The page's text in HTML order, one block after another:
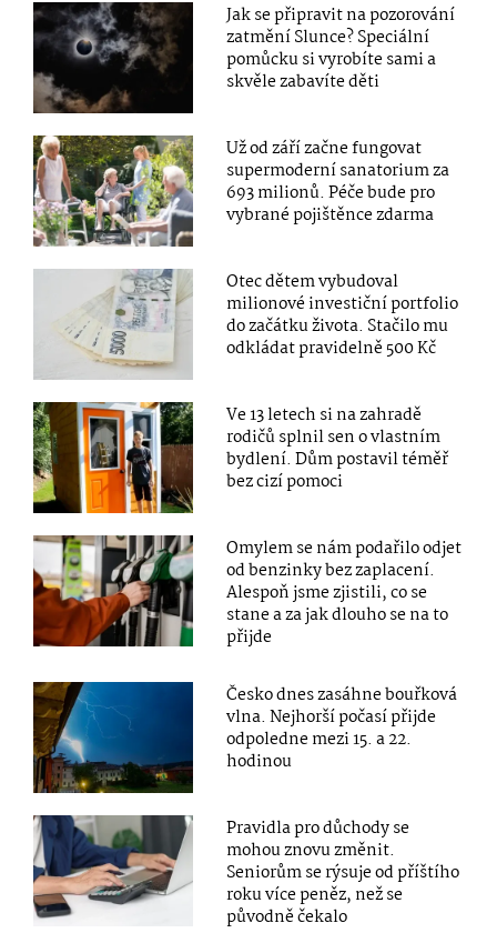
Jak se připravit na pozorování
zatmění Slunce? Speciální
pomůcku si vyrobíte sami a
skvěle zabavíte děti
Už od září začne fungovat
supermoderní sanatorium za
693 milionů. Péče bude pro
vybrané pojištěnce zdarma
Otec dětem vybudoval
milionové investiční portfolio
do začátku života. Stačilo mu
odkládat pravidelně 500 Kč
Ve 13 letech si na zahradě
rodičů splnil sen o vlastním
bydlení. Dům postavil téměř
bez cizí pomoci
Omylem se nám podařilo odjet
od benzinky bez zaplacení.
Alespoň jsme zjistili, co se
stane a za jak dlouho se na to
přijde
Česko dnes zasáhne bouřková
vlna. Nejhorší počasí přijde
odpoledne mezi 15. a 22.
hodinou
Pravidla pro důchody se
mohou znovu změnit.
Seniorům se rýsuje od příštího
roku více peněz, než se
původně čekalo